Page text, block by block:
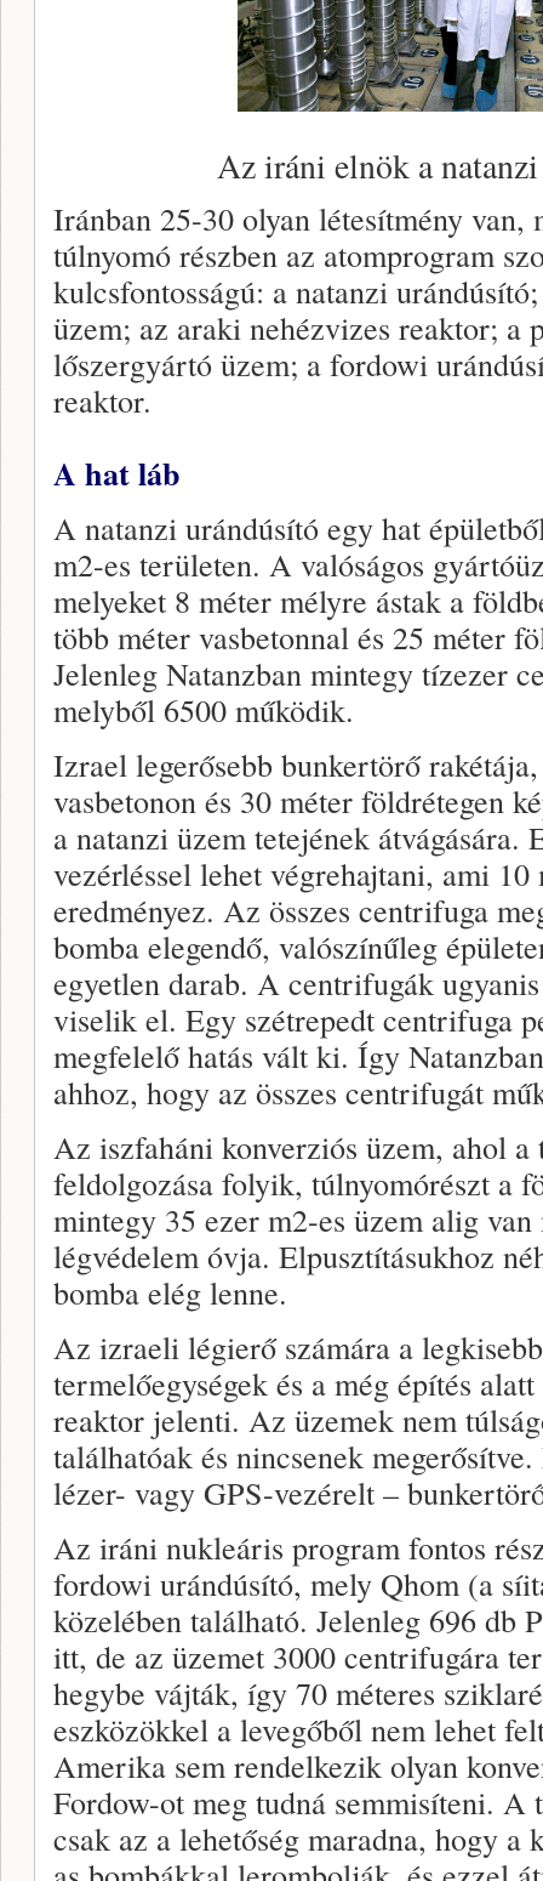
Az iráni elnök a
Iránban 25-30 olyan létesítmény van,
túlnyomó részben az atomprogram
kulcsfontosságú: a natanzi
üzem; az araki nehézvizes reaktor; a
lőszergyártó üzem; a fordowi
reaktor.
A hat láb
A natanzi urándúsító egy hat
m2-es területen. A valóságos
melyeket 8 méter mélyre ástak a
több méter vasbetonnal és 25 méter
Jelenleg Natanzban mintegy tízezer
melyből 6500 működik.
Izrael legerősebb bunkertörő
vasbetonon és 30 méter földrétegen
a natanzi üzem tetejének átvágására.
vezérléssel lehet végrehajtani, ami 10
eredményez. Az összes centrifuga
bomba elegendő, valószínűleg
egyetlen darab. A centrifugák
viselik el. Egy szétrepedt centrifuga
megfelelő hatás vált ki. Így
ahhoz, hogy az összes centrifugát
Az iszfaháni konverziós üzem, ahol
feldolgozása folyik, túlnyomórészt a
mintegy 35 ezer m2-es üzem alig van
légvédelem óvja. Elpusztításukhoz
bomba elég lenne.
Az izraeli légierő számára a
termelőegységek és a még építés
reaktor jelenti. Az üzemek nem
találhatóak és nincsenek
lézer- vagy GPS-vezérelt –
Az iráni nukleáris program fontos
fordowi urándúsító, mely Qhom (a
közelében található. Jelenleg 696 db
itt, de az üzemet 3000 centrifugára
hegybe vájták, így 70 méteres
eszközökkel a levegőből nem lehet
Amerika sem rendelkezik olyan
Fordow-ot meg tudná semmisíteni. A
csak az a lehetőség maradna, hogy